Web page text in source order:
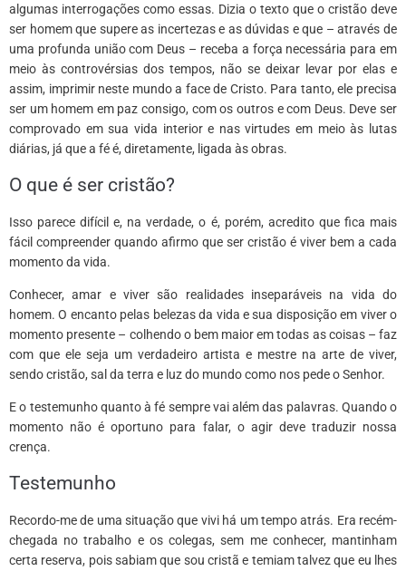
algumas interrogações como essas. Dizia o texto que o cristão deve
ser homem que supere as incertezas e as dúvidas e que – através de
uma profunda união com Deus – receba a força necessária para em
meio às controvérsias dos tempos, não se deixar levar por elas e
assim, imprimir neste mundo a face de Cristo. Para tanto, ele precisa
ser um homem em paz consigo, com os outros e com Deus. Deve ser
comprovado em sua vida interior e nas virtudes em meio às lutas
diárias, já que a fé é, diretamente, ligada às obras.
O que é ser cristão?
Isso parece difícil e, na verdade, o é, porém, acredito que fica mais
fácil compreender quando afirmo que ser cristão é viver bem a cada
momento da vida.
Conhecer, amar e viver são realidades inseparáveis na vida do
homem. O encanto pelas belezas da vida e sua disposição em viver o
momento presente – colhendo o bem maior em todas as coisas – faz
com que ele seja um verdadeiro artista e mestre na arte de viver,
sendo cristão, sal da terra e luz do mundo como nos pede o Senhor.
E o testemunho quanto à fé sempre vai além das palavras. Quando o
momento não é oportuno para falar, o agir deve traduzir nossa
crença.
Testemunho
Recordo-me de uma situação que vivi há um tempo atrás. Era recém-
chegada no trabalho e os colegas, sem me conhecer, mantinham
certa reserva, pois sabiam que sou cristã e temiam talvez que eu lhes